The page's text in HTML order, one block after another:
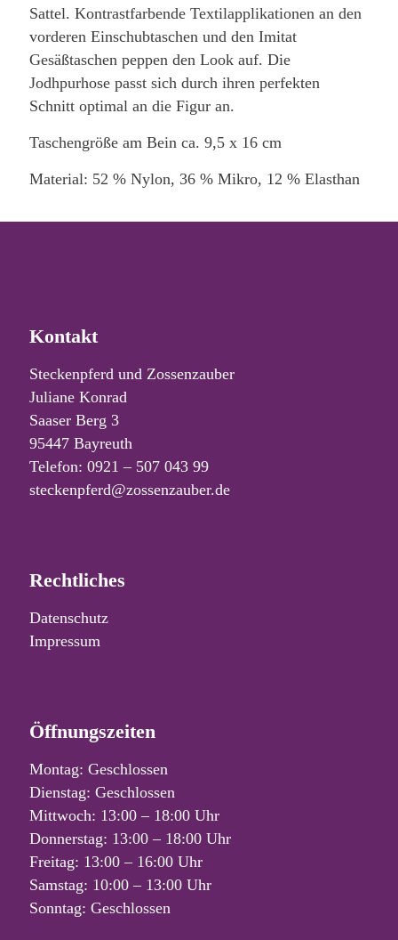
Sattel. Kontrastfarbende Textilapplikationen an den
vorderen Einschubtaschen und den Imitat
Gesäßtaschen peppen den Look auf. Die
Jodhpurhose passt sich durch ihren perfekten
Schnitt optimal an die Figur an.
Taschengröße am Bein ca. 9,5 x 16 cm
Material: 52 % Nylon, 36 % Mikro, 12 % Elasthan
Kontakt
Steckenpferd und Zossenzauber
Juliane Konrad
Saaser Berg 3
95447 Bayreuth
Telefon: 0921 – 507 043 99
steckenpferd@zossenzauber.de
Rechtliches
Datenschutz
Impressum
Öffnungszeiten
Montag: Geschlossen
Dienstag: Geschlossen
Mittwoch: 13:00 – 18:00 Uhr
Donnerstag: 13:00 – 18:00 Uhr
Freitag: 13:00 – 16:00 Uhr
Samstag: 10:00 – 13:00 Uhr
Sonntag: Geschlossen